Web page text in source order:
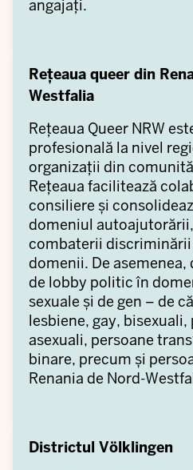
angajați.
Rețeaua queer din
Westfalia
Rețeaua Queer NRW
profesională la nivel
organizații din
Rețeaua facilitează
consiliere și
domeniul
combaterii
domenii. De
de lobby politic în
sexuale și de gen – de
lesbiene, gay, bisexuali,
asexuali, persoane
binare, precum și
Renania de Nord-
Districtul Völklingen